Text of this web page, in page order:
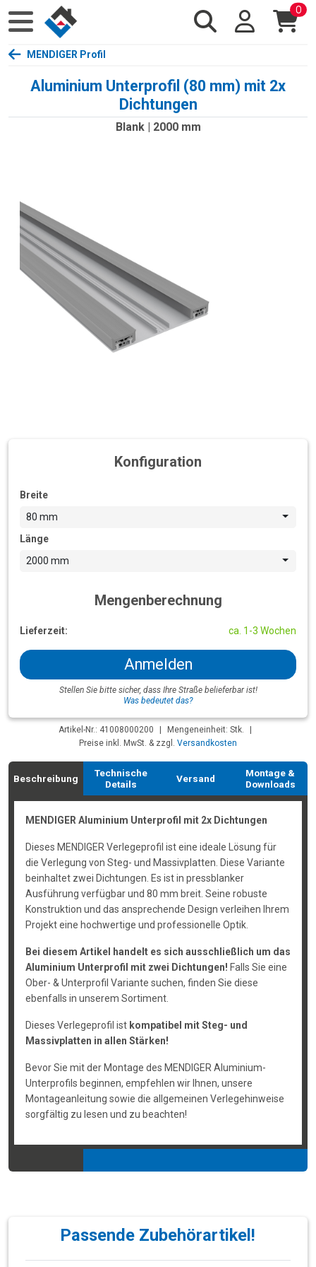
0
MENDIGER Profil
Aluminium Unterprofil (80 mm) mit 2x
Dichtungen
Blank | 2000 mm
Konfiguration
Breite
80 mm
Länge
2000 mm
Mengenberechnung
Lieferzeit: ca. 1-3 Wochen
Anmelden
Stellen Sie bitte sicher, dass Ihre Straße belieferbar ist!
Was bedeutet das?
Artikel-Nr.: 41008000200 Mengeneinheit: Stk.
Preise inkl. MwSt. & zzgl. Versandkosten
Beschreibung
Technische
Details
Versand
Montage &
Downloads
MENDIGER Aluminium Unterprofil mit 2x Dichtungen
Dieses MENDIGER Verlegeprofil ist eine ideale Lösung für
die Verlegung von Steg- und Massivplatten. Diese Variante
beinhaltet zwei Dichtungen. Es ist in pressblanker
Ausführung verfügbar und 80 mm breit. Seine robuste
Konstruktion und das ansprechende Design verleihen Ihrem
Projekt eine hochwertige und professionelle Optik.
Bei diesem Artikel handelt es sich ausschließlich um das
Aluminium Unterprofil mit zwei Dichtungen! Falls Sie eine
Ober- & Unterprofil Variante suchen, finden Sie diese
ebenfalls in unserem Sortiment.
Dieses Verlegeprofil ist kompatibel mit Steg- und
Massivplatten in allen Stärken!
Bevor Sie mit der Montage des MENDIGER Aluminium-
Unterprofils beginnen, empfehlen wir Ihnen, unsere
Montageanleitung sowie die allgemeinen Verlegehinweise
sorgfältig zu lesen und zu beachten!
Passende Zubehörartikel!